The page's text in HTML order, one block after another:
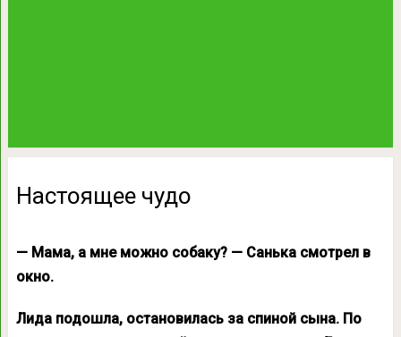
Настоящее чудо
— Мама, а мне можно собаку? — Санька смотрел в
окно.
Лида подошла, остановилась за спиной сына. По